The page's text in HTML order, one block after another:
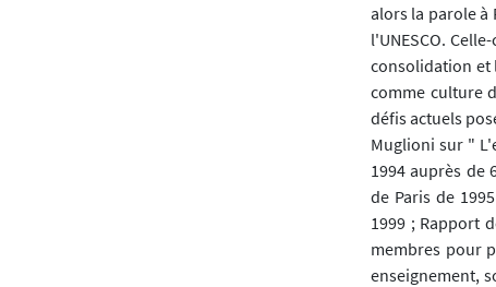
alors la parole à
l'UNESCO.
consolidation et
comme culture
défis actuels
Muglioni sur "
1994 auprès de
de Paris de
1999 ; Rapport
membres pour
enseignement,